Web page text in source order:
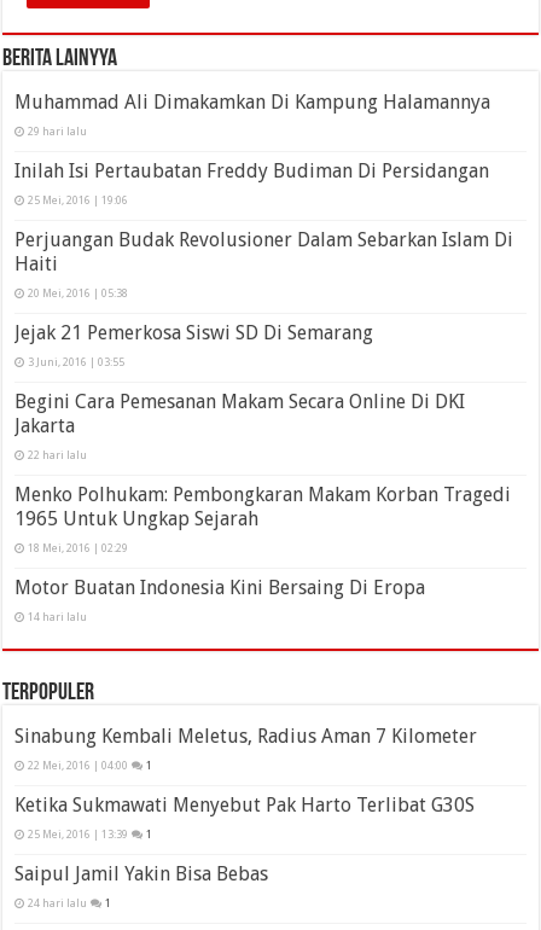
Berita Lainyya
Muhammad Ali Dimakamkan Di Kampung Halamannya
29 hari lalu
Inilah Isi Pertaubatan Freddy Budiman Di Persidangan
25 Mei, 2016 | 19:06
Perjuangan Budak Revolusioner Dalam Sebarkan Islam Di
Haiti
20 Mei, 2016 | 05:38
Jejak 21 Pemerkosa Siswi SD Di Semarang
3 Juni, 2016 | 03:55
Begini Cara Pemesanan Makam Secara Online Di DKI
Jakarta
22 hari lalu
Menko Polhukam: Pembongkaran Makam Korban Tragedi
1965 Untuk Ungkap Sejarah
18 Mei, 2016 | 02:29
Motor Buatan Indonesia Kini Bersaing Di Eropa
14 hari lalu
Terpopuler
Sinabung Kembali Meletus, Radius Aman 7 Kilometer
22 Mei, 2016 | 04:00 1
Ketika Sukmawati Menyebut Pak Harto Terlibat G30S
25 Mei, 2016 | 13:39 1
Saipul Jamil Yakin Bisa Bebas
24 hari lalu 1